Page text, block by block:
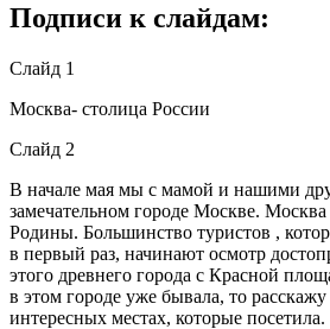
Подписи к слайдам:
Слайд 1
Москва- столица России
Слайд 2
В начале мая мы с мамой и нашими
замечательном городе Москве.
Родины. Большинство туристов ,
в первый раз, начинают осмотр
этого древнего города с Красной
в этом городе уже бывала, то
интересных местах, которые посетила.